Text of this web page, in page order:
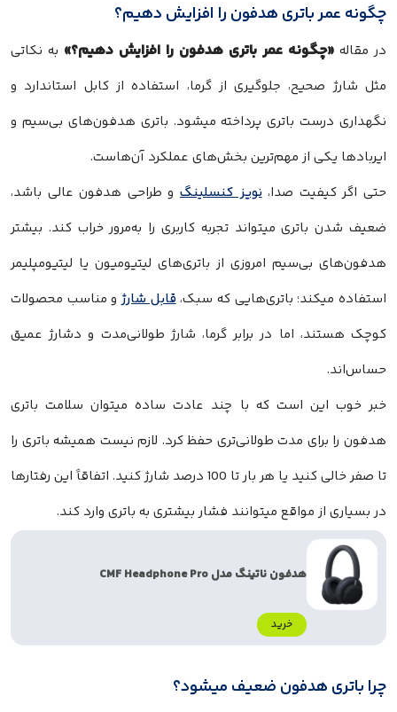
چگونه عمر باتری هدفون را افزایش دهیم؟
در مقاله «چگونه عمر باتری هدفون را افزایش دهیم؟» به نکاتی
مثل شارژ صحیح، جلوگیری از گرما، استفاده از کابل استاندارد و
نگهداری درست باتری پرداخته میشود. باتری هدفون‌های بی‌سیم و
ایربادها یکی از مهم‌ترین بخش‌های عملکرد آن‌هاست.
حتی اگر کیفیت صدا،نویز کنسلینگ و طراحی هدفون عالی باشد،
ضعیف شدن باتری میتواند تجربه کاربری را به‌مرور خراب کند. بیشتر
هدفون‌های بی‌سیم امروزی از باتری‌های لیتیومیون یا لیتیومپلیمر
استفاده میکند؛ باتری‌هایی که سبک،قابل شارژو مناسب محصولات
کوچک هستند، اما در برابر گرما، شارژ طولانی‌مدت و دشارژ عمیق
حساس‌اند.
خبر خوب این است که با چند عادت ساده میتوان سلامت باتری
هدفون را برای مدت طولانی‌تری حفظ کرد. لازم نیست همیشه باتری را
تا صفر خالی کنید یا هر بار تا 100 درصد شارژ کنید. اتفاقاً این رفتارها
در بسیاری از مواقع میتوانند فشار بیشتری به باتری وارد کند.
هدفون ناتینگ مدل CMF Headphone Pro
خرید
چرا باتری هدفون ضعیف میشود؟